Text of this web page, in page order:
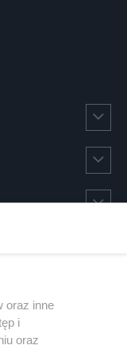
oraz inne
i
oraz